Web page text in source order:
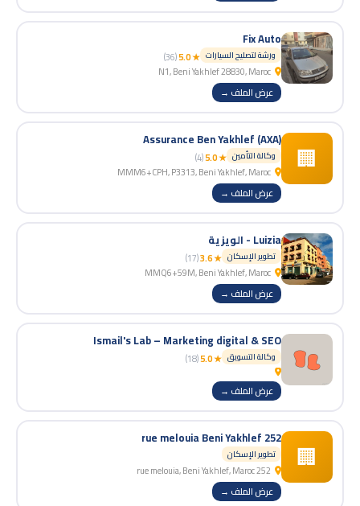
Fix Auto
ورشة لتصليح السيارات ★ 5.0
(36)
عرض الملف →
🏢
Assurance Ben Yakhlef (AXA)
وكالة التأمين ★ 5.0
(4)
عرض الملف →
Luizia - الويزية
تطوير الإسكان ★ 3.6
(17)
عرض الملف →
Ismail's Lab – Marketing digital & SEO
وكالة التسويق ★ 5.0
(18)
عرض الملف →
🏢
252 rue melouia Beni Yakhlef
تطوير الإسكان
عرض الملف →